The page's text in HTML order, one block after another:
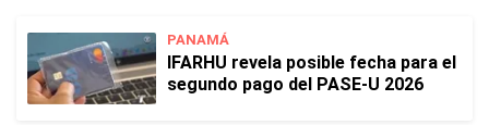
PANAMÁ
IFARHU revela posible fecha para el
segundo pago del PASE-U 2026